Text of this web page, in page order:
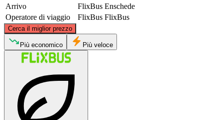
Arrivo
FlixBus Enschede
Operatore di viaggio
FlixBus FlixBus
Cerca il miglior prezzo
Amsterdam
©CARTO
Più economico Più veloce